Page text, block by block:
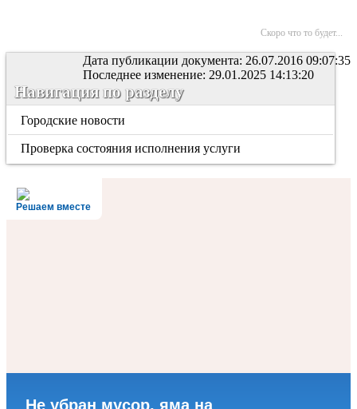
Скоро что то будет...
Дата публикации документа: 26.07.2016 09:07:35
Последнее изменение: 29.01.2025 14:13:20
Навигация по разделу
Городские новости
Проверка состояния исполнения услуги
Решаем вместе
Не убран мусор, яма на